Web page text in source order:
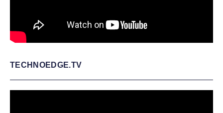
TECHNOEDGE.TV